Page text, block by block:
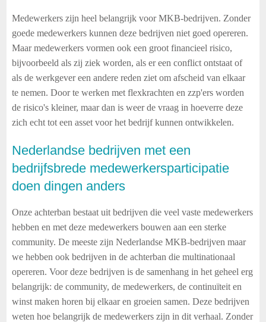
Medewerkers zijn heel belangrijk voor MKB-bedrijven. Zonder
goede medewerkers kunnen deze bedrijven niet goed opereren.
Maar medewerkers vormen ook een groot financieel risico,
bijvoorbeeld als zij ziek worden, als er een conflict ontstaat of
als de werkgever een andere reden ziet om afscheid van elkaar
te nemen. Door te werken met flexkrachten en zzp'ers worden
de risico's kleiner, maar dan is weer de vraag in hoeverre deze
zich echt tot een asset voor het bedrijf kunnen ontwikkelen.
Nederlandse bedrijven met een
bedrijfsbrede medewerkersparticipatie
doen dingen anders
Onze achterban bestaat uit bedrijven die veel vaste medewerkers
hebben en met deze medewerkers bouwen aan een sterke
community. De meeste zijn Nederlandse MKB-bedrijven maar
we hebben ook bedrijven in de achterban die multinationaal
opereren. Voor deze bedrijven is de samenhang in het geheel erg
belangrijk: de community, de medewerkers, de continuïteit en
winst maken horen bij elkaar en groeien samen. Deze bedrijven
weten hoe belangrijk de medewerkers zijn in dit verhaal. Zonder